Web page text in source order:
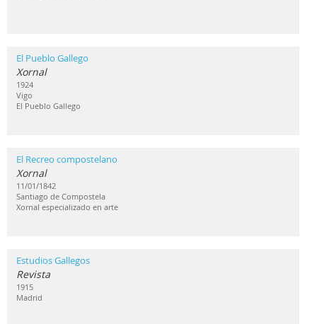
El Pueblo Gallego
Xornal
1924
Vigo
El Pueblo Gallego
El Recreo compostelano
Xornal
11/01/1842
Santiago de Compostela
Xornal especializado en arte
Estudios Gallegos
Revista
1915
Madrid